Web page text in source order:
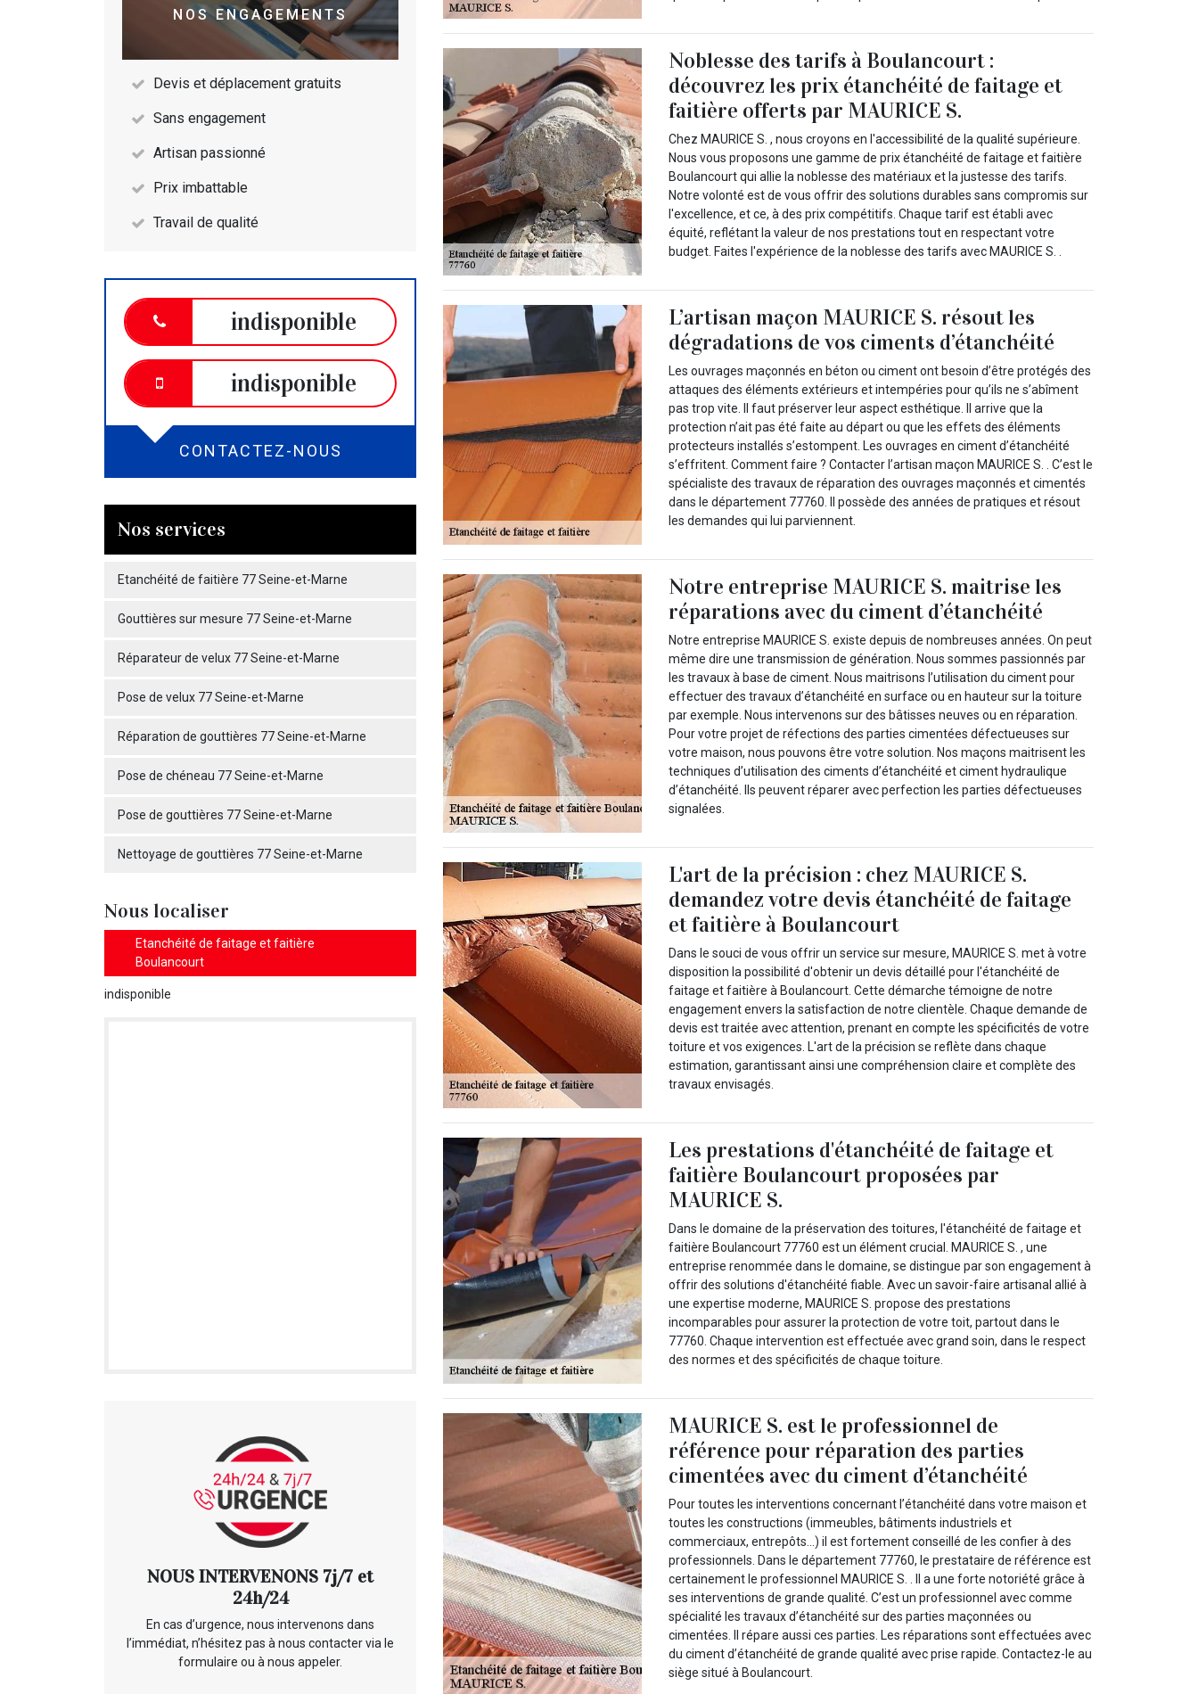
NOS ENGAGEMENTS
Devis et déplacement gratuits
Sans engagement
Artisan passionné
Prix imbattable
Travail de qualité
indisponible
indisponible
CONTACTEZ-NOUS
Nos services
Etanchéité de faitière 77 Seine-et-Marne
Gouttières sur mesure 77 Seine-et-Marne
Réparateur de velux 77 Seine-et-Marne
Pose de velux 77 Seine-et-Marne
Réparation de gouttières 77 Seine-et-Marne
Pose de chéneau 77 Seine-et-Marne
Pose de gouttières 77 Seine-et-Marne
Nettoyage de gouttières 77 Seine-et-Marne
Nous localiser
Etanchéité de faitage et faitière
Boulancourt
indisponible
NOUS INTERVENONS 7j/7 et
24h/24
En cas d’urgence, nous intervenons dans
l’immédiat, n’hésitez pas à nous contacter via le
formulaire ou à nous appeler.
Noblesse des tarifs à Boulancourt :
découvrez les prix étanchéité de faitage et
faitière offerts par MAURICE S.
Chez MAURICE S. , nous croyons en l'accessibilité de la qualité supérieure.
Nous vous proposons une gamme de prix étanchéité de faitage et faitière
Boulancourt qui allie la noblesse des matériaux et la justesse des tarifs.
Notre volonté est de vous offrir des solutions durables sans compromis sur
l'excellence, et ce, à des prix compétitifs. Chaque tarif est établi avec
équité, reflétant la valeur de nos prestations tout en respectant votre
budget. Faites l'expérience de la noblesse des tarifs avec MAURICE S. .
L’artisan maçon MAURICE S. résout les
dégradations de vos ciments d’étanchéité
Les ouvrages maçonnés en béton ou ciment ont besoin d’être protégés des
attaques des éléments extérieurs et intempéries pour qu’ils ne s’abîment
pas trop vite. Il faut préserver leur aspect esthétique. Il arrive que la
protection n’ait pas été faite au départ ou que les effets des éléments
protecteurs installés s’estompent. Les ouvrages en ciment d’étanchéité
s’effritent. Comment faire ? Contacter l’artisan maçon MAURICE S. . C’est le
spécialiste des travaux de réparation des ouvrages maçonnés et cimentés
dans le département 77760. Il possède des années de pratiques et résout
les demandes qui lui parviennent.
Notre entreprise MAURICE S. maitrise les
réparations avec du ciment d’étanchéité
Notre entreprise MAURICE S. existe depuis de nombreuses années. On peut
même dire une transmission de génération. Nous sommes passionnés par
les travaux à base de ciment. Nous maitrisons l’utilisation du ciment pour
effectuer des travaux d’étanchéité en surface ou en hauteur sur la toiture
par exemple. Nous intervenons sur des bâtisses neuves ou en réparation.
Pour votre projet de réfections des parties cimentées défectueuses sur
votre maison, nous pouvons être votre solution. Nos maçons maitrisent les
techniques d’utilisation des ciments d’étanchéité et ciment hydraulique
d’étanchéité. Ils peuvent réparer avec perfection les parties défectueuses
signalées.
L'art de la précision : chez MAURICE S.
demandez votre devis étanchéité de faitage
et faitière à Boulancourt
Dans le souci de vous offrir un service sur mesure, MAURICE S. met à votre
disposition la possibilité d'obtenir un devis détaillé pour l'étanchéité de
faitage et faitière à Boulancourt. Cette démarche témoigne de notre
engagement envers la satisfaction de notre clientèle. Chaque demande de
devis est traitée avec attention, prenant en compte les spécificités de votre
toiture et vos exigences. L'art de la précision se reflète dans chaque
estimation, garantissant ainsi une compréhension claire et complète des
travaux envisagés.
Les prestations d'étanchéité de faitage et
faitière Boulancourt proposées par
MAURICE S.
Dans le domaine de la préservation des toitures, l'étanchéité de faitage et
faitière Boulancourt 77760 est un élément crucial. MAURICE S. , une
entreprise renommée dans le domaine, se distingue par son engagement à
offrir des solutions d'étanchéité fiable. Avec un savoir-faire artisanal allié à
une expertise moderne, MAURICE S. propose des prestations
incomparables pour assurer la protection de votre toit, partout dans le
77760. Chaque intervention est effectuée avec grand soin, dans le respect
des normes et des spécificités de chaque toiture.
MAURICE S. est le professionnel de
référence pour réparation des parties
cimentées avec du ciment d’étanchéité
Pour toutes les interventions concernant l’étanchéité dans votre maison et
toutes les constructions (immeubles, bâtiments industriels et
commerciaux, entrepôts…) il est fortement conseillé de les confier à des
professionnels. Dans le département 77760, le prestataire de référence est
certainement le professionnel MAURICE S. . Il a une forte notoriété grâce à
ses interventions de grande qualité. C’est un professionnel avec comme
spécialité les travaux d’étanchéité sur des parties maçonnées ou
cimentées. Il répare aussi ces parties. Les réparations sont effectuées avec
du ciment d’étanchéité de grande qualité avec prise rapide. Contactez-le au
siège situé à Boulancourt.